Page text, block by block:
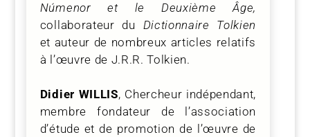
Númenor et le Deuxième Âge,
collaborateur du Dictionnaire Tolkien
et auteur de nombreux articles relatifs
à l’œuvre de J.R.R. Tolkien.
Didier WILLIS, Chercheur indépendant,
membre fondateur de l’association
d’étude et de promotion de l’œuvre de